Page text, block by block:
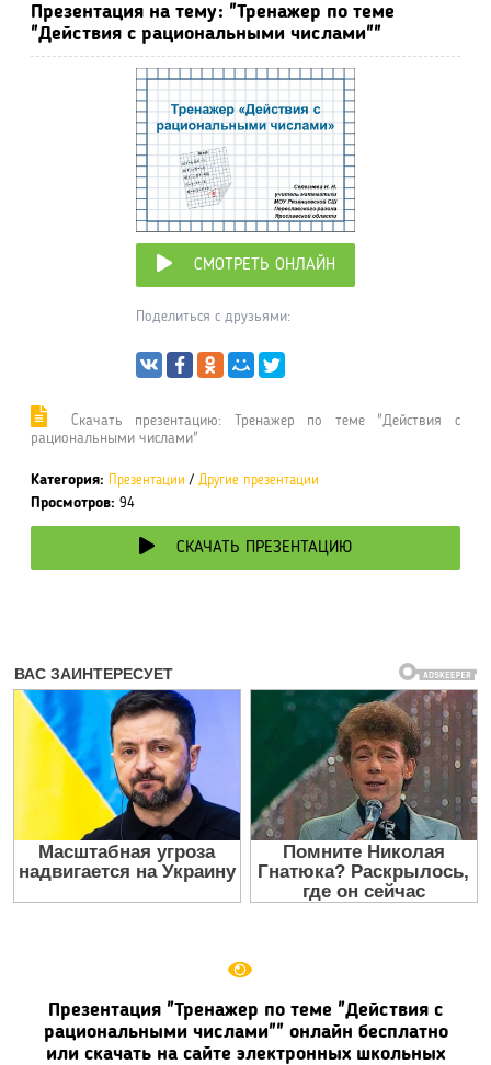
Презентация на тему: "Тренажер по теме
"Действия с рациональными числами""
СМОТРЕТЬ ОНЛАЙН
Поделиться с друзьями:
Cкачать презентацию: Тренажер по теме "Действия с
рациональными числами"
Категория: Презентации / Другие презентации
Просмотров: 94
СКАЧАТЬ ПРЕЗЕНТАЦИЮ
Презентация "Тренажер по теме "Действия с
рациональными числами"" онлайн бесплатно
или скачать на сайте электронных школьных